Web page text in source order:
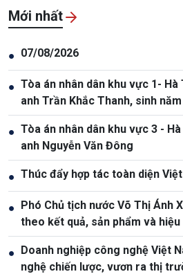
Mới nhất
● 07/08/2026
● Tòa án nhân dân khu vực 1-
anh Trần Khắc Thanh, sinh
● Tòa án nhân dân khu vực 3 -
anh Nguyễn Văn Đông
● Thúc đẩy hợp tác toàn diện
● Phó Chủ tịch nước Võ Thị Ánh
theo kết quả, sản phẩm và
● Doanh nghiệp công nghệ Việt
nghệ chiến lược, vươn ra thị